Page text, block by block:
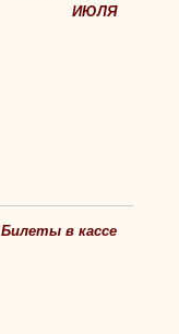
ИЮЛЯ
Билеты в кассе